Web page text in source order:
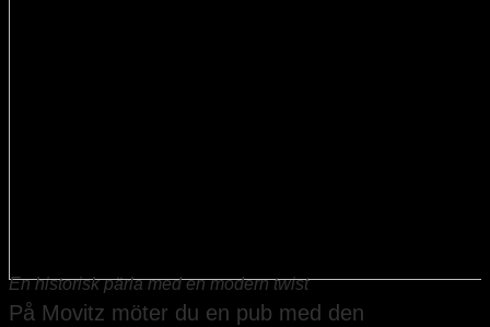
En historisk pärla med en modern twist
På Movitz möter du en pub med den